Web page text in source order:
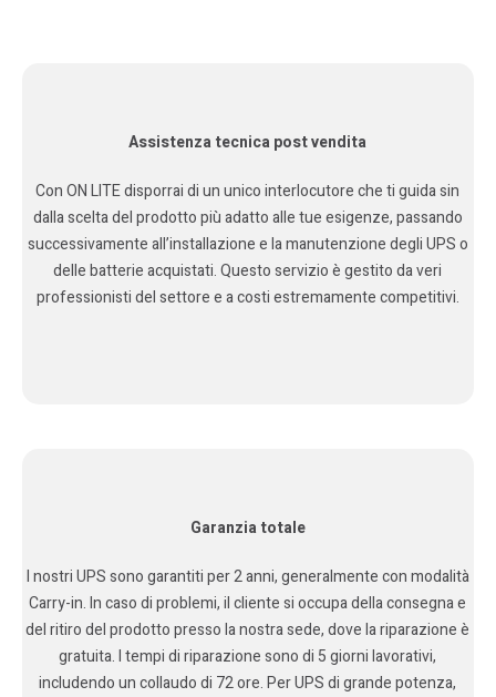
Assistenza tecnica post vendita
Con ON LITE disporrai di un unico interlocutore che ti guida sin
dalla scelta del prodotto più adatto alle tue esigenze, passando
successivamente all’installazione e la manutenzione degli UPS o
delle batterie acquistati. Questo servizio è gestito da veri
professionisti del settore e a costi estremamente competitivi.
Garanzia totale
I nostri UPS sono garantiti per 2 anni, generalmente con modalità
Carry-in. In caso di problemi, il cliente si occupa della consegna e
del ritiro del prodotto presso la nostra sede, dove la riparazione è
gratuita. I tempi di riparazione sono di 5 giorni lavorativi,
includendo un collaudo di 72 ore. Per UPS di grande potenza,